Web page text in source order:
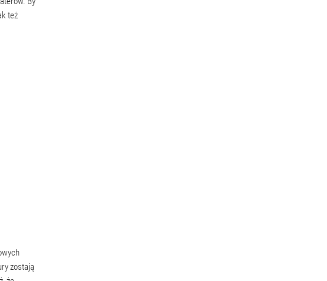
też
zostają